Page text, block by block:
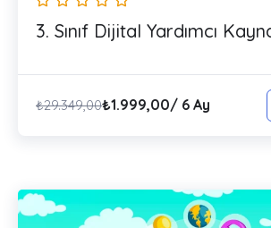
3. Sınıf Dijital Yardımcı
₺29.349,00₺1.999,00/ 6 Ay